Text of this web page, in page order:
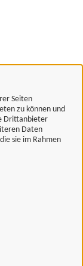
Seiten
zu können und
Drittanbieter
Daten
sie im Rahmen